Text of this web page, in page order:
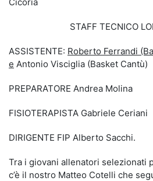
STAFF TECNICO
ASSISTENTE: Roberto Ferrandi
e Antonio Visciglia (Basket Cantù)
PREPARATORE Andrea Molina
FISIOTERAPISTA Gabriele Ceriani
DIRIGENTE FIP Alberto Sacchi.
Tra i giovani allenatori selezionati
c’è il nostro Matteo Cotelli che